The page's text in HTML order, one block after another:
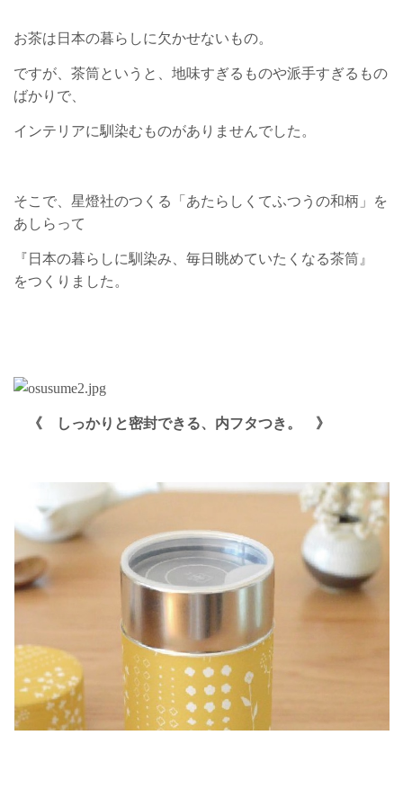
お茶は日本の暮らしに欠かせないもの。
ですが、茶筒というと、地味すぎるものや派手すぎるもの
ばかりで、
インテリアに馴染むものがありませんでした。
そこで、星燈社のつくる「あたらしくてふつうの和柄」を
あしらって
『日本の暮らしに馴染み、毎日眺めていたくなる茶筒』
をつくりました。
《 しっかりと密封できる、内フタつき。 》